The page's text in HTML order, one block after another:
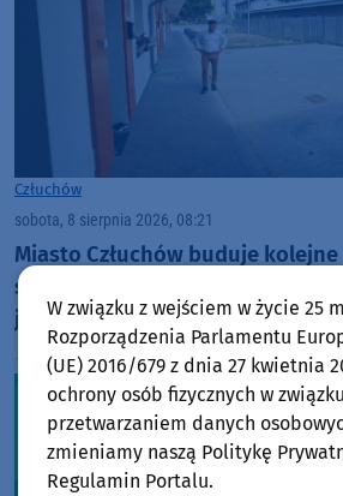
Człuchów
sobota, 8 sierpnia 2026, 08:21
Miasto Człuchów buduje
socjalnych w miejsce spalonych
je osoby z listy oczekujących
W związku z wejściem w życie 25
Rozporządzenia Parlamentu
(UE) 2016/679 z dnia 27 kwietnia
ochrony osób fizycznych w
przetwarzaniem danych
zmieniamy naszą Politykę
Regulamin Portalu.